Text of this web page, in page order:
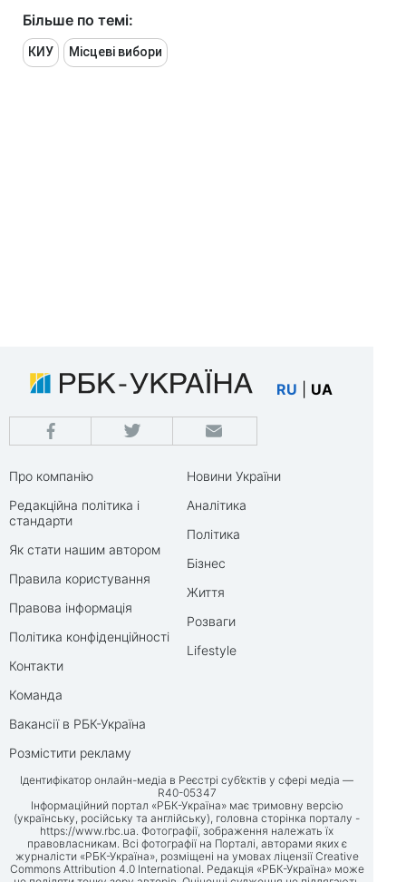
Більше по темі:
КИУ Місцеві вибори
RU UA
Про компанію
Редакційна політика і
стандарти
Як стати нашим автором
Правила користування
Правова інформація
Політика конфіденційності
Контакти
Команда
Вакансії в РБК-Україна
Розмістити рекламу
Новини України
Аналітика
Політика
Бізнес
Життя
Розваги
Lifestyle
Ідентифікатор онлайн-медіа в Реєстрі суб’єктів у сфері медіа —
R40-05347
Інформаційний портал «РБК-Україна» має тримовну версію
(українську, російську та англійську), головна сторінка порталу -
https://www.rbc.ua. Фотографії, зображення належать їх
правовласникам. Всі фотографії на Порталі, авторами яких є
журналісти «РБК-Україна», розміщені на умовах ліцензії Creative
Commons Attribution 4.0 International. Редакція «РБК-Україна» може